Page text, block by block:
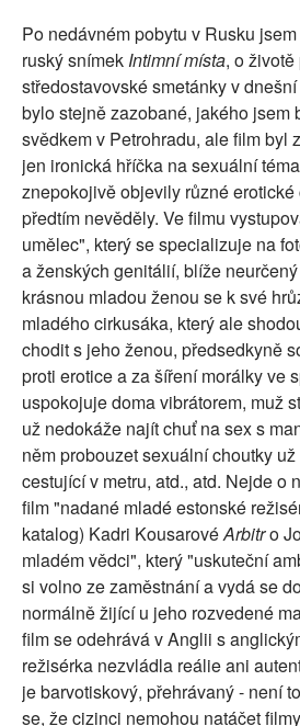
Po nedávném pobytu v Rusku
ruský snímek Intimní místa, o
středostavovské smetánky v
bylo stejně zazobané, jakého jsem
svědkem v Petrohradu, ale film byl
jen ironická hříčka na sexuální
znepokojivě objevily různé erotické
předtím nevěděly. Ve filmu
umělec", který se specializuje na
a ženských genitálií, blíže
krásnou mladou ženou se k své
mladého cirkusáka, který ale
chodit s jeho ženou, předsedkyně
proti erotice a za šíření morálky ve
uspokojuje doma vibrátorem, muž
už nedokáže najít chuť na sex s
něm probouzet sexuální choutky
cestující v metru, atd., atd. Nejde o
film "nadané mladé estonské
katalog) Kadri KousarovéArbitro
mladém vědci", který "uskuteční
si volno ze zaměstnání a vydá se
normálně žijící u jeho rozvedené
film se odehrává v Anglii s
režisérka nezvládla reálie ani
je barvotiskový, přehrávaný - není
se, že cizinci nemohou natáčet